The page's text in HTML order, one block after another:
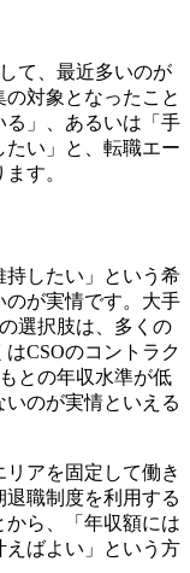
て、最近多いのが
の対象となったこと
る」、あるいは「手
たい」と、転職エー
す。
持したい」という希
のが実情です。大手
選択肢は、多くの
CSOのコントラク
との年収水準が低
のが実情といえる
アを固定して働き
職制度を利用する
ら、「年収額には
えばよい」という方